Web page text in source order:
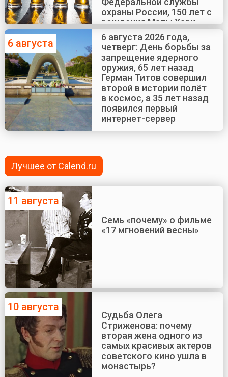
охраны России, 150 лет с
рождения Маты Хари
6 августа
6 августа 2026 года,
четверг: День борьбы за
запрещение ядерного
оружия, 65 лет назад
Герман Титов совершил
второй в истории полёт
в космос, а 35 лет назад
появился первый
интернет-сервер
Лучшее от Calend.ru
11 августа
Семь «почему» о фильме
«17 мгновений весны»
10 августа
Судьба Олега
Стриженова: почему
вторая жена одного из
самых красивых актеров
советского кино ушла в
монастырь?